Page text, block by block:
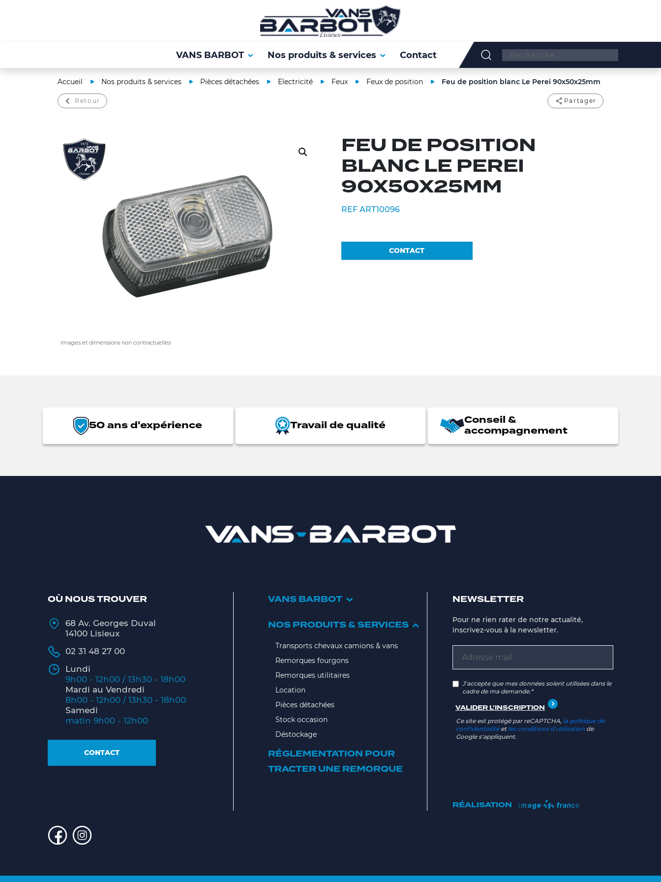
VANS BARBOT Nos produits & services Contact Search:
Accueil Nos produits & services Pièces détachées Electricité Feux Feux de position Feu de position blanc Le Perei 90x50x25mm
images et dimensions non contractuelles
FEU DE POSITION
BLANC LE PEREI
90X50X25MM
REF ART10096
CONTACT
Retour Partager
50 ans d'expérience Travail de qualité Conseil &
accompagnement
OÙ NOUS TROUVER
68 Av. Georges Duval
14100 Lisieux
02 31 48 27 00
Lundi
9h00 - 12h00 / 13h30 - 18h00
Mardi au Vendredi
8h00 - 12h00 / 13h30 - 18h00
Samedi
matin 9h00 - 12h00
CONTACT
VANS BARBOT
NOS PRODUITS & SERVICES
Transports chevaux camions & vans
Remorques fourgons
Remorques utilitaires
Location
Pièces détachées
Stock occasion
Déstockage
RÉGLEMENTATION POUR
TRACTER UNE REMORQUE
NEWSLETTER
Pour ne rien rater de notre actualité,
inscrivez-vous à la newsletter.
J'accepte que mes données soient utilisées dans le
cadre de ma demande.*
Ce site est protégé par reCAPTCHA, la politique de
confidentialitéet les conditions d'utilisationde
Google s'appliquent.
RÉALISATION